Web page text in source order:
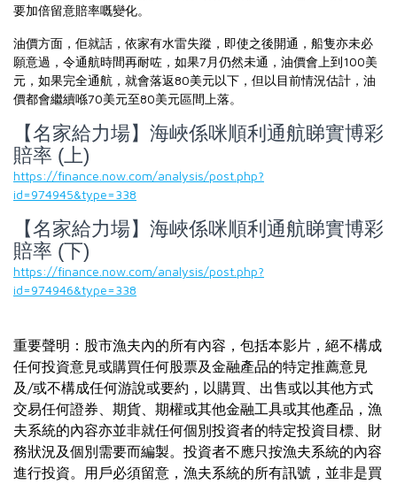
要加倍留意賠率嘅變化。
油價方面，佢就話，依家有水雷失蹤，即使之後開通，船隻亦未必
願意過，令通航時間再耐咗，如果7月仍然未通，油價會上到100美
元，如果完全通航，就會落返80美元以下，但以目前情況估計，油
價都會繼續喺70美元至80美元區間上落。
【名家給力場】海峽係咪順利通航睇實博彩
賠率 (上)
https://finance.now.com/analysis/post.php?
id=974945&type=338
【名家給力場】海峽係咪順利通航睇實博彩
賠率 (下)
https://finance.now.com/analysis/post.php?
id=974946&type=338
重要聲明：股市漁夫內的所有內容，包括本影片，絕不構成
任何投資意見或購買任何股票及金融產品的特定推薦意見
及/或不構成任何游說或要約，以購買、出售或以其他方式
交易任何證券、期貨、期權或其他金融工具或其他產品，漁
夫系統的內容亦並非就任何個別投資者的特定投資目標、財
務狀況及個別需要而編製。投資者不應只按漁夫系統的內容
進行投資。用戶必須留意，漁夫系統的所有訊號，並非是買